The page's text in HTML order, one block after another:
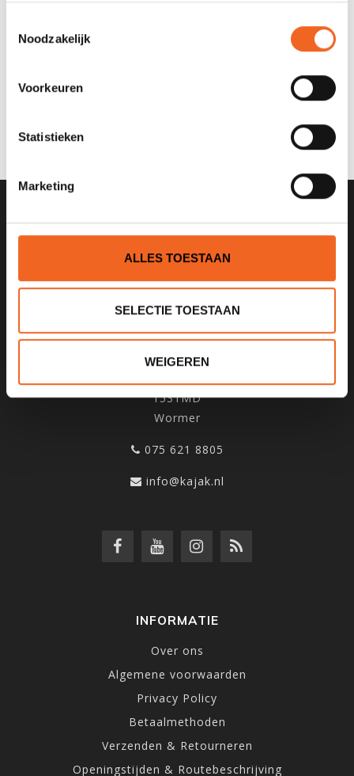
Noodzakelijk
Voorkeuren
Statistieken
Marketing
ALLES TOESTAAN
SELECTIE TOESTAAN
WEIGEREN
Nog niet gewaardeerd
SCHRIJF JE IN VOOR ONZE
1531MD
Wormer
075 621 8805
info@kajak.nl
INFORMATIE
Over ons
Algemene voorwaarden
Privacy Policy
Betaalmethoden
Verzenden & Retourneren
Openingstijden & Routebeschrijving